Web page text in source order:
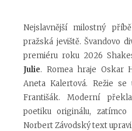
Nejslavnější milostný
pražská jeviště. Švandovo
premiéru roku 2026
Julie. Romea hraje Oskar
Aneta Kalertová. Režie
Františák. Moderní
poetiku originálu, zatímco
Norbert Závodský text